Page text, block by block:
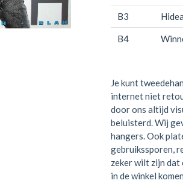
B3
B4
Je kunt
internet niet
door ons altijd
beluisterd. Wij
hangers. Ook
gebruikssporen,
zeker wilt zijn dat
in de winkel